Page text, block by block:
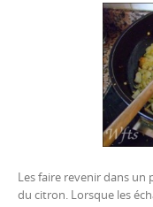
Les faire revenir dans un
du citron. Lorsque les